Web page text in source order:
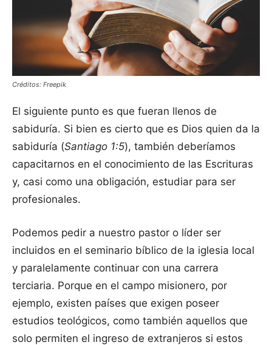
Créditos: Freepik
El siguiente punto es que fueran llenos de
sabiduría. Si bien es cierto que es Dios quien da la
sabiduría (Santiago 1:5), también deberíamos
capacitarnos en el conocimiento de las Escrituras
y, casi como una obligación, estudiar para ser
profesionales.
Podemos pedir a nuestro pastor o líder ser
incluidos en el seminario bíblico de la iglesia local
y paralelamente continuar con una carrera
terciaria. Porque en el campo misionero, por
ejemplo, existen países que exigen poseer
estudios teológicos, como también aquellos que
solo permiten el ingreso de extranjeros si estos